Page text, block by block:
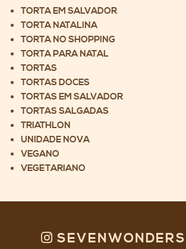
TORTA EM SALVADOR
TORTA NATALINA
TORTA NO SHOPPING
TORTA PARA NATAL
TORTAS
TORTAS DOCES
TORTAS EM SALVADOR
TORTAS SALGADAS
TRIATHLON
UNIDADE NOVA
VEGANO
VEGETARIANO